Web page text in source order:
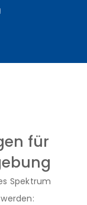
für
Spektrum